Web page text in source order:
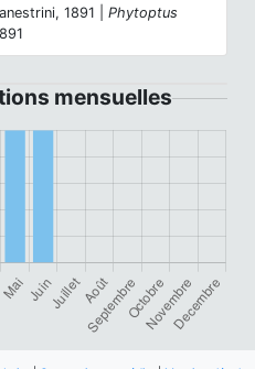
1891 | Phytoptus
mensuelles